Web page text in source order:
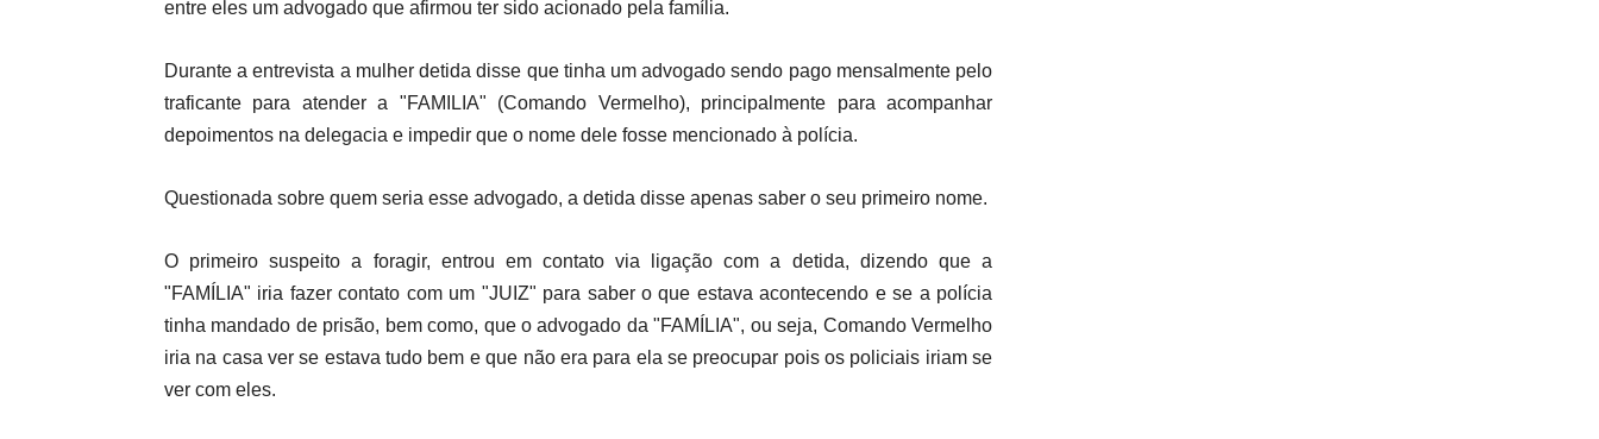
entre eles um advogado que afirmou ter sido acionado pela família.
Durante a entrevista a mulher detida disse que tinha um advogado sendo pago mensalmente pelo
traficante para atender a "FAMILIA" (Comando Vermelho), principalmente para acompanhar
depoimentos na delegacia e impedir que o nome dele fosse mencionado à polícia.
Questionada sobre quem seria esse advogado, a detida disse apenas saber o seu primeiro nome.
O primeiro suspeito a foragir, entrou em contato via ligação com a detida, dizendo que a
"FAMÍLIA" iria fazer contato com um "JUIZ" para saber o que estava acontecendo e se a polícia
tinha mandado de prisão, bem como, que o advogado da "FAMÍLIA", ou seja, Comando Vermelho
iria na casa ver se estava tudo bem e que não era para ela se preocupar pois os policiais iriam se
ver com eles.